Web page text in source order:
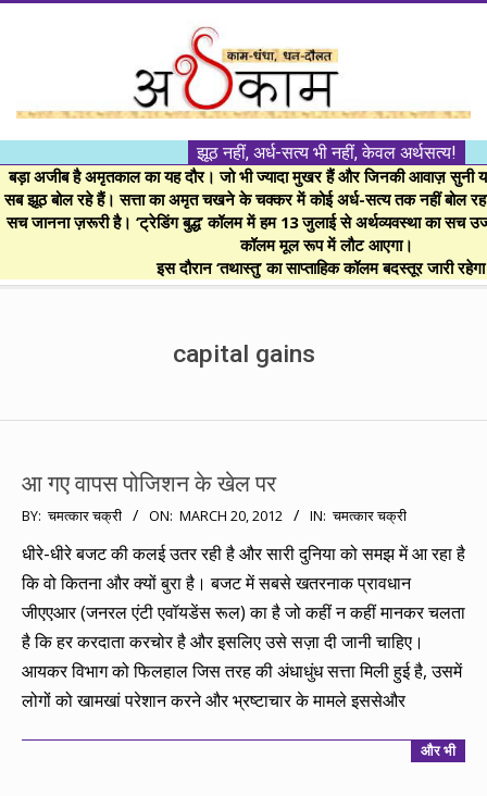
।।
अर्थकाम।।
BE
FINANCIALLY
CLEVER!
झूठ नहीं, अर्ध-सत्य भी नहीं, केवल अर्थसत्य!
बड़ा अजीब है अमृतकाल का यह दौर। जो भी ज्यादा मुखर हैं और जिनकी आवाज़ सुनी
सब झूठ बोल रहे हैं। सत्ता का अमृत चखने के चक्कर में कोई अर्ध-सत्य तक नहीं बोल
सच जानना ज़रूरी है। ‘ट्रेडिंग बुद्ध’ कॉलम में हम 13 जुलाई से अर्थव्यवस्था का सच
कॉलम मूल रूप में लौट आएगा।
इस दौरान ‘तथास्तु’ का साप्ताहिक कॉलम बदस्तूर जारी
capital gains
आ गए वापस पोजिशन के खेल पर
2012-
03-
20
BY: चमत्कार चक्री ON: MARCH 20, 2012 IN: चमत्कार चक्री
धीरे-धीरे बजट की कलई उतर रही है और सारी दुनिया को समझ में आ रहा है
कि वो कितना और क्यों बुरा है। बजट में सबसे खतरनाक प्रावधान
जीएएआर (जनरल एंटी एवॉयडेंस रूल) का है जो कहीं न कहीं मानकर चलता
है कि हर करदाता करचोर है और इसलिए उसे सज़ा दी जानी चाहिए।
आयकर विभाग को फिलहाल जिस तरह की अंधाधुंध सत्ता मिली हुई है, उसमें
लोगों को खामखां परेशान करने और भ्रष्टाचार के मामले इससेऔर
और भी